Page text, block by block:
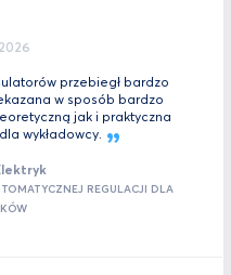
przebiegł bardzo
w sposób bardzo
jak i praktyczna
wykładowcy.
REGULACJI DLA